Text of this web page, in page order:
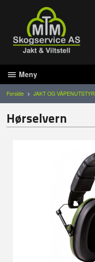
innholdet
Meny
Forside JAKT OG VÅPENUTSTYR
Hørselvern